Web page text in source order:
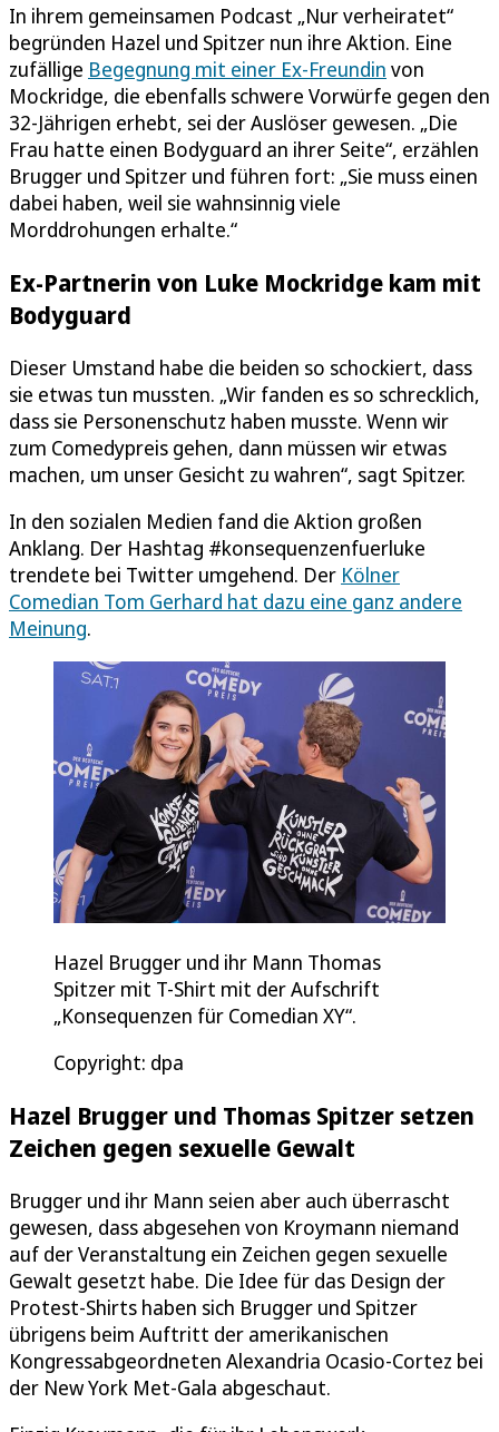
In ihrem gemeinsamen Podcast „Nur verheiratet“
begründen Hazel und Spitzer nun ihre Aktion. Eine
zufällige Begegnung mit einer Ex-Freundin von
Mockridge, die ebenfalls schwere Vorwürfe gegen den
32-Jährigen erhebt, sei der Auslöser gewesen. „Die
Frau hatte einen Bodyguard an ihrer Seite“, erzählen
Brugger und Spitzer und führen fort: „Sie muss einen
dabei haben, weil sie wahnsinnig viele
Morddrohungen erhalte.“
Ex-Partnerin von Luke Mockridge kam mit
Bodyguard
Dieser Umstand habe die beiden so schockiert, dass
sie etwas tun mussten. „Wir fanden es so schrecklich,
dass sie Personenschutz haben musste. Wenn wir
zum Comedypreis gehen, dann müssen wir etwas
machen, um unser Gesicht zu wahren“, sagt Spitzer.
In den sozialen Medien fand die Aktion großen
Anklang. Der Hashtag #konsequenzenfuerluke
trendete bei Twitter umgehend. Der Kölner
Comedian Tom Gerhard hat dazu eine ganz andere
Meinung.
Hazel Brugger und ihr Mann Thomas
Spitzer mit T-Shirt mit der Aufschrift
„Konsequenzen für Comedian XY“.
Copyright: dpa
Hazel Brugger und Thomas Spitzer setzen
Zeichen gegen sexuelle Gewalt
Brugger und ihr Mann seien aber auch überrascht
gewesen, dass abgesehen von Kroymann niemand
auf der Veranstaltung ein Zeichen gegen sexuelle
Gewalt gesetzt habe. Die Idee für das Design der
Protest-Shirts haben sich Brugger und Spitzer
übrigens beim Auftritt der amerikanischen
Kongressabgeordneten Alexandria Ocasio-Cortez bei
der New York Met-Gala abgeschaut.